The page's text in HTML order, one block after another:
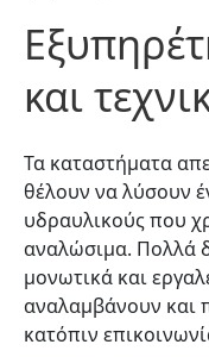
και
Τα καταστήματα
θέλουν να λύσουν
υδραυλικούς που
αναλώσιμα. Πολλά
μονωτικά και
αναλαμβάνουν και
κατόπιν